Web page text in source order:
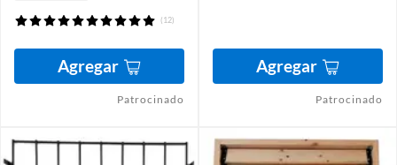
(12)
Agregar
Patrocinado
Agregar
Patrocinado